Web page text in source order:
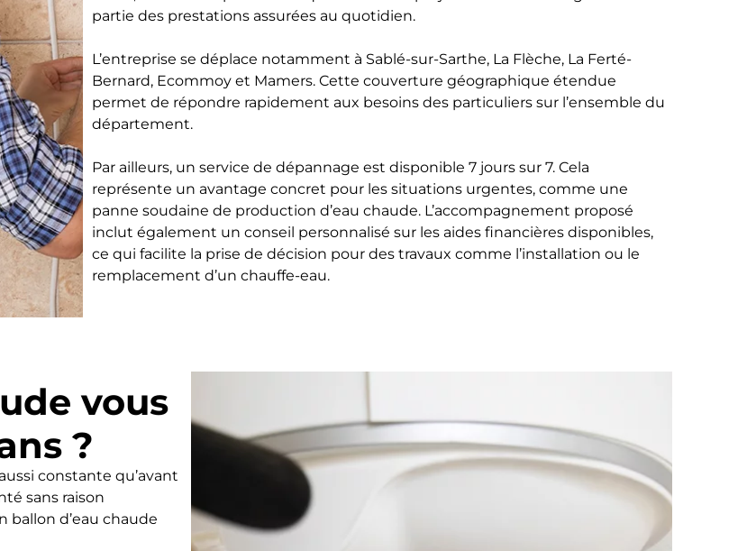
partie des prestations assurées au quotidien.
L’entreprise se déplace notamment à Sablé-sur-Sarthe, La Flèche, La Ferté-
Bernard, Ecommoy et Mamers. Cette couverture géographique étendue
permet de répondre rapidement aux besoins des particuliers sur l’ensemble du
département.
Par ailleurs, un service de dépannage est disponible 7 jours sur 7. Cela
représente un avantage concret pour les situations urgentes, comme une
panne soudaine de production d’eau chaude. L’accompagnement proposé
inclut également un conseil personnalisé sur les aides financières disponibles,
ce qui facilite la prise de décision pour des travaux comme l’installation ou le
remplacement d’un chauffe-eau.
vous
?
constante qu’avant
sans raison
ballon d’eau chaude